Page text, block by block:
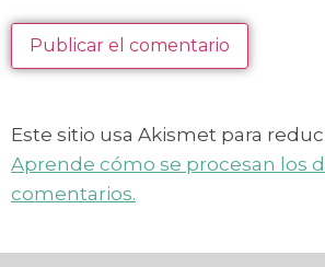
Este sitio usa Akismet para
Aprende cómo se procesan los
comentarios.